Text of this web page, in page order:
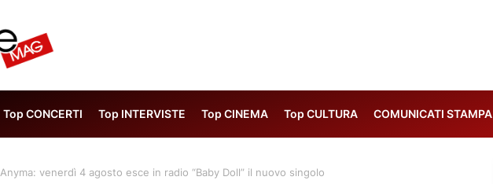
Top CONCERTI Top INTERVISTE Top CINEMA Top CULTURA COMUNICATI STAMPA
Anyma: venerdì 4 agosto esce in radio “Baby Doll” il nuovo singolo